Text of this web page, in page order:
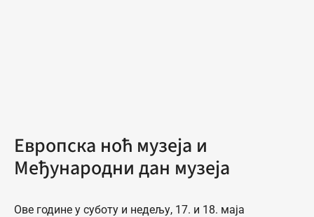
Европска ноћ музеја и
Међународни дан музеја
Ове године у суботу и недељу, 17. и 18. маја